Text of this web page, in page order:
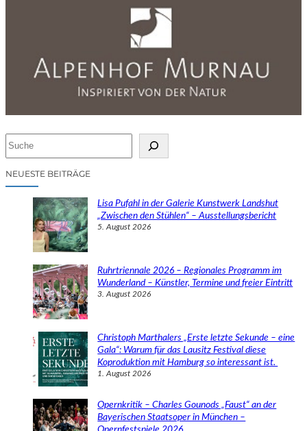
NEUESTE BEITRÄGE
Lisa Pufahl in der Galerie Kunstwerk Landshut
„Zwischen den Stühlen“ – Ausstellungsbericht
5. August 2026
Ruhrtriennale 2026 – Regionales Programm im
Wunderland – Künstler, Termine und freier Eintritt
3. August 2026
Christoph Marthalers „Erste letzte Sekunde – eine
Gala“: Warum für das Lausitz Festival diese
Koproduktion mit Hamburg so interessant ist.
1. August 2026
Opernkritik – Charles Gounods „Faust“ an der
Bayerischen Staatsoper in München –